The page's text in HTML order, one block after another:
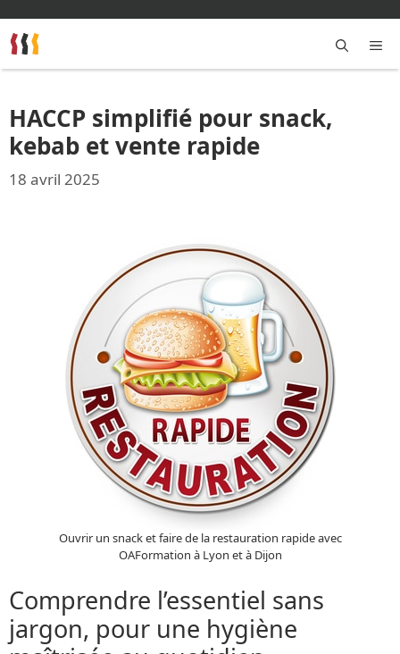
au
contenu
HACCP simplifié pour snack,
kebab et vente rapide
18 avril 2025
Ouvrir un snack et faire de la restauration rapide avec
OAFormation à Lyon et à Dijon
Comprendre l’essentiel sans
jargon, pour une hygiène